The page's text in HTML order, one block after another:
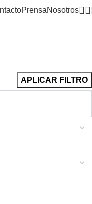
PrensaNosotros
APLICAR FILTRO